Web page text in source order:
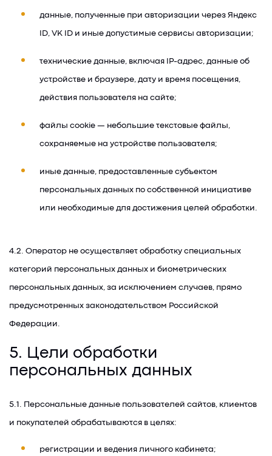
данные, полученные при авторизации через Яндекс
ID, VK ID и иные допустимые сервисы авторизации;
технические данные, включая IP-адрес, данные об
устройстве и браузере, дату и время посещения,
действия пользователя на сайте;
файлы cookie — небольшие текстовые файлы,
сохраняемые на устройстве пользователя;
иные данные, предоставленные субъектом
персональных данных по собственной инициативе
или необходимые для достижения целей обработки.
4.2. Оператор не осуществляет обработку специальных
категорий персональных данных и биометрических
персональных данных, за исключением случаев, прямо
предусмотренных законодательством Российской
Федерации.
5. Цели обработки
персональных данных
5.1. Персональные данные пользователей сайтов, клиентов
и покупателей обрабатываются в целях:
регистрации и ведения личного кабинета;